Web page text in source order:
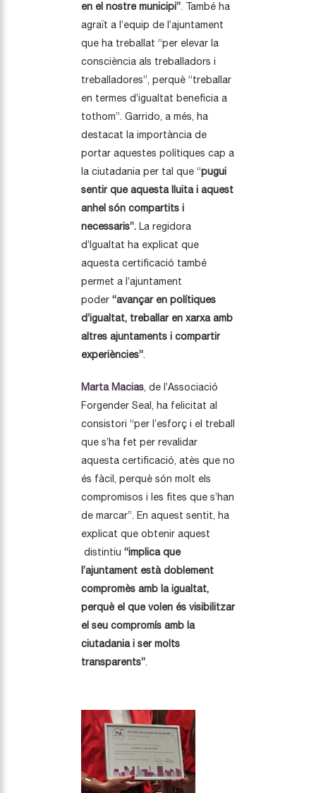
en el nostre municipi”. També ha
agraït a l’equip de l’ajuntament
que ha treballat “per elevar la
consciència als treballadors i
treballadores”, perquè “treballar
en termes d’igualtat beneficia a
tothom”. Garrido, a més, ha
destacat la importància de
portar aquestes polítiques cap a
la ciutadania per tal que “pugui
sentir que aquesta lluita i aquest
anhel són compartits i
necessaris”. La regidora
d’Igualtat ha explicat que
aquesta certificació també
permet a l’ajuntament
poder “avançar en polítiques
d’igualtat, treballar en xarxa amb
altres ajuntaments i compartir
experiències”.
Marta Macias, de l’Associació
Forgender Seal, ha felicitat al
consistori “per l’esforç i el treball
que s’ha fet per revalidar
aquesta certificació, atès que no
és fàcil, perquè són molt els
compromisos i les fites que s’han
de marcar”. En aquest sentit, ha
explicat que obtenir aquest
distintiu “implica que
l’ajuntament està doblement
compromès amb la igualtat,
perquè el que volen és visibilitzar
el seu compromís amb la
ciutadania i ser molts
transparents”.